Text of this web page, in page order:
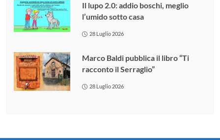
Il lupo 2.0: addio boschi, meglio
l’umido sotto casa
28 Luglio 2026
Marco Baldi pubblica il libro “Ti
racconto il Serraglio”
28 Luglio 2026